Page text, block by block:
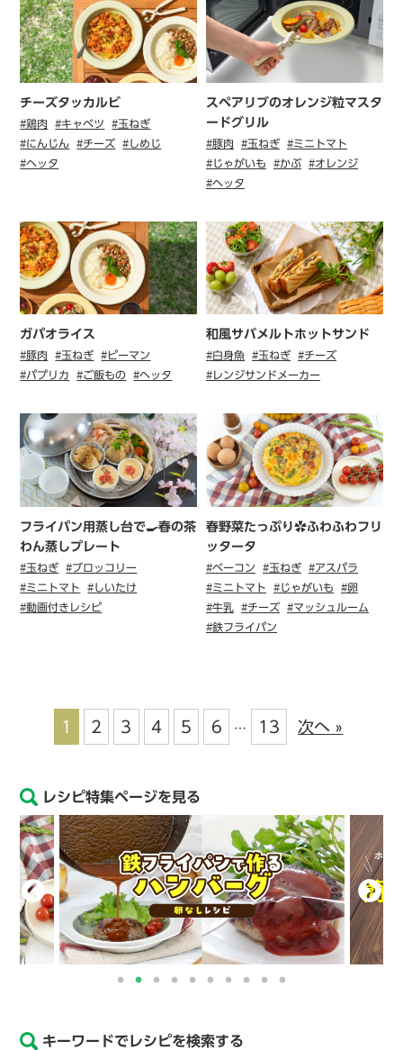
チーズタッカルビ
#鶏肉 #キャベツ
#玉ねぎ
#にんじん
#チーズ
#しめじ
#ヘッタ
スペアリブのオレンジ粒マスタ
ードグリル
#豚肉 #玉ねぎ
#ミニトマト
#じゃがいも
#かぶ
#オレンジ
#ヘッタ
ガパオライス
#豚肉 #玉ねぎ
#ピーマン
#パプリカ
#ご飯もの #ヘッタ
和風サバメルトホットサンド
#白身魚 #玉ねぎ
#チーズ
#レンジサンドメーカー
フライパン用蒸し台で🍳春の茶
わん蒸しプレート
#玉ねぎ
#ブロッコリー
#ミニトマト
#しいたけ
#動画付きレシピ
春野菜たっぷり✿ふわふわフリ
ッタータ
#ベーコン #玉ねぎ
#アスパラ
#ミニトマト
#じゃがいも
#卵
#牛乳
#チーズ
#マッシュルーム
#鉄フライパン
1 2 3 4 5 6 … 13 次へ »
レシピ特集ページを見る
キーワードでレシピを検索する